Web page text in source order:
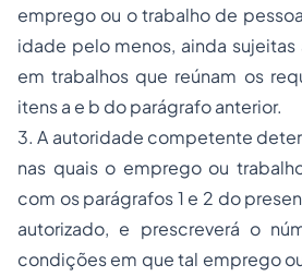
emprego ou o trabalho de
idade pelo menos, ainda
em trabalhos que reúnam os
itens a e b do parágrafo anterior.
3. A autoridade competente
nas quais o emprego ou
com os parágrafos 1 e 2 do
autorizado, e prescreverá o
condições em que tal emprego